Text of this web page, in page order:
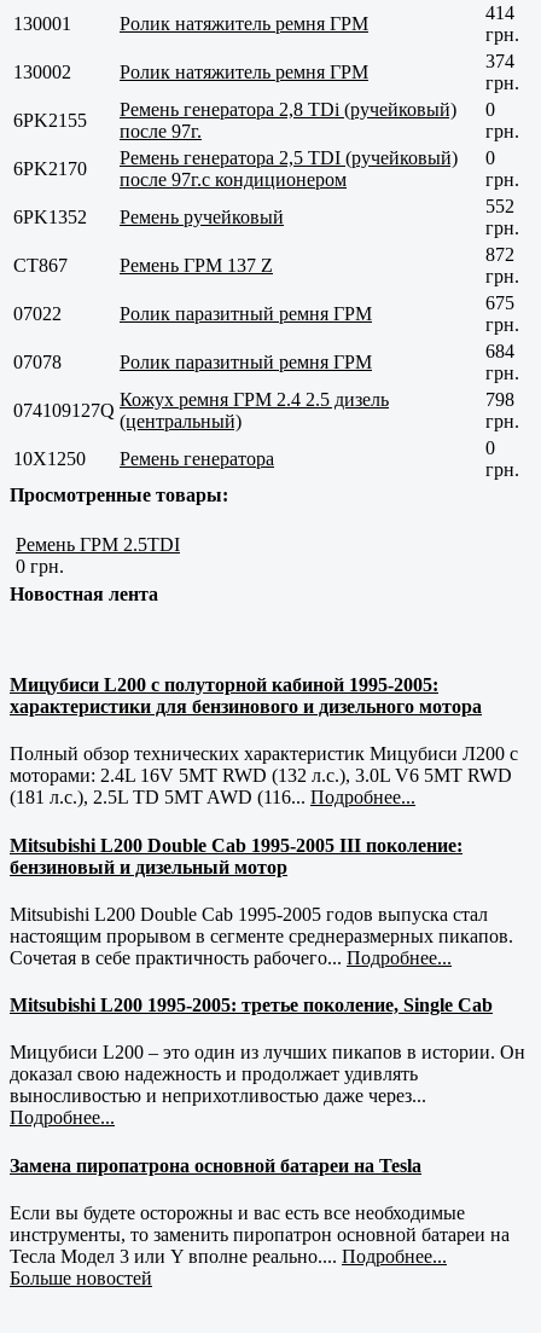
130001 Ролик натяжитель ремня ГРМ
414
грн.
130002
Ролик натяжитель ремня ГРМ
374
грн.
6PK2155
Ремень генератора 2,8 TDi (ручейковый)
после 97г.
0
грн.
6PK2170
Ремень генератора 2,5 TDI (ручейковый)
после 97г.с кондиционером
0
грн.
6PK1352
Ремень ручейковый
552
грн.
CT867
Ремень ГРМ 137 Z
872
грн.
07022
Ролик паразитный ремня ГРМ
675
грн.
07078
Ролик паразитный ремня ГРМ
684
грн.
074109127Q
Кожух ремня ГРМ 2.4 2.5 дизель
(центральный)
798
грн.
10Х1250
Ремень генератора
0
грн.
Просмотренные товары:
Ремень ГРМ 2.5TDI
0 грн.
Новостная лента
Мицубиси L200 с полуторной кабиной 1995-2005:
характеристики для бензинового и дизельного мотора
Полный обзор технических характеристик Мицубиси Л200 с
моторами: 2.4L 16V 5MT RWD (132 л.с.), 3.0L V6 5MT RWD
(181 л.с.), 2.5L TD 5MT AWD (116... Подробнее...
Mitsubishi L200 Double Cab 1995-2005 III поколение:
бензиновый и дизельный мотор
Mitsubishi L200 Double Cab 1995-2005 годов выпуска стал
настоящим прорывом в сегменте среднеразмерных пикапов.
Сочетая в себе практичность рабочего... Подробнее...
Mitsubishi L200 1995-2005: третье поколение, Single Cab
Мицубиси L200 – это один из лучших пикапов в истории. Он
доказал свою надежность и продолжает удивлять
выносливостью и неприхотливостью даже через...
Подробнее...
Замена пиропатрона основной батареи на Tesla
Если вы будете осторожны и вас есть все необходимые
инструменты, то заменить пиропатрон основной батареи на
Тесла Модел 3 или Y вполне реально.... Подробнее...
Больше новостей